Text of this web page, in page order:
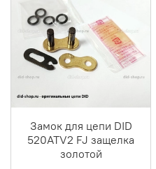
Замок для цепи DID
520ATV2 FJ защелка
золотой